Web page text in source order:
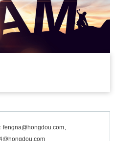
fengna@hongdou.com、